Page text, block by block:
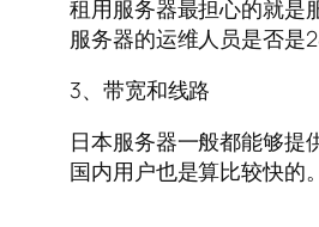
租用服务器最担心的就是
服务器的运维人员是否是
3、带宽和线路
日本服务器一般都能够提
国内用户也是算比较快的。